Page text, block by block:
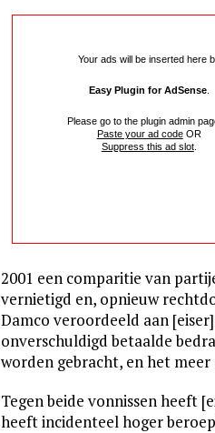
Your ads will be inserted here
Easy Plugin for AdSense.
Please go to the plugin admin
Paste your ad codeOR
Suppress this ad slot.
2001 een comparitie van
vernietigd en, opnieuw
Damco veroordeeld aan
onverschuldigd betaalde
worden gebracht, en het
Tegen beide vonnissen heeft
heeft incidenteel hoger